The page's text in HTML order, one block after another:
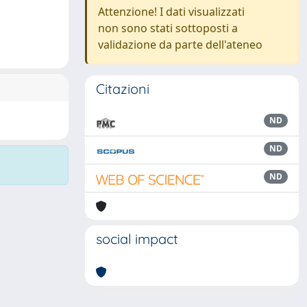
Attenzione! I dati visualizzati
non sono stati sottoposti a
validazione da parte dell'ateneo
Citazioni
ND
ND
ND
social impact